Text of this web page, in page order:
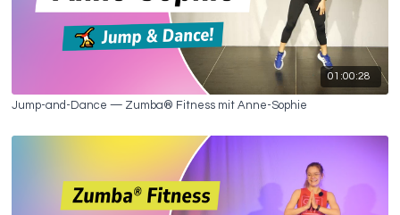
01:00:28
Jump-and-Dance — Zumba® Fitness mit Anne-Sophie